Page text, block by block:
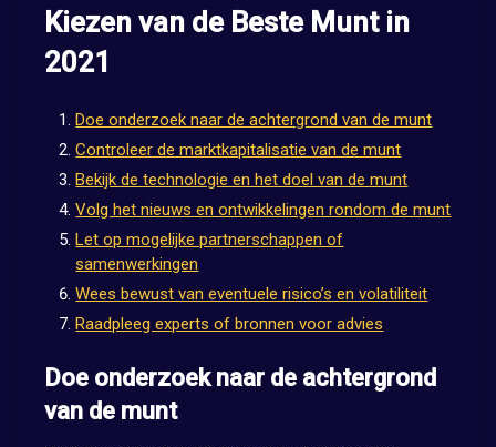
Kiezen van de Beste Munt in
2021
Doe onderzoek naar de achtergrond van de munt
Controleer de marktkapitalisatie van de munt
Bekijk de technologie en het doel van de munt
Volg het nieuws en ontwikkelingen rondom de munt
Let op mogelijke partnerschappen of
samenwerkingen
Wees bewust van eventuele risico’s en volatiliteit
Raadpleeg experts of bronnen voor advies
Doe onderzoek naar de achtergrond
van de munt